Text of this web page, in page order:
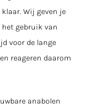
Wij geven je
gebruik van
voor de lange
reageren daarom
anabolen